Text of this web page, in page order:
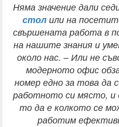
Няма значение дали
стол или на
свършената работа в
на нашите знания и
около нас. – Или не
модерното офис
номер едно за това да
работното си място, и
то да е колкото се
работим